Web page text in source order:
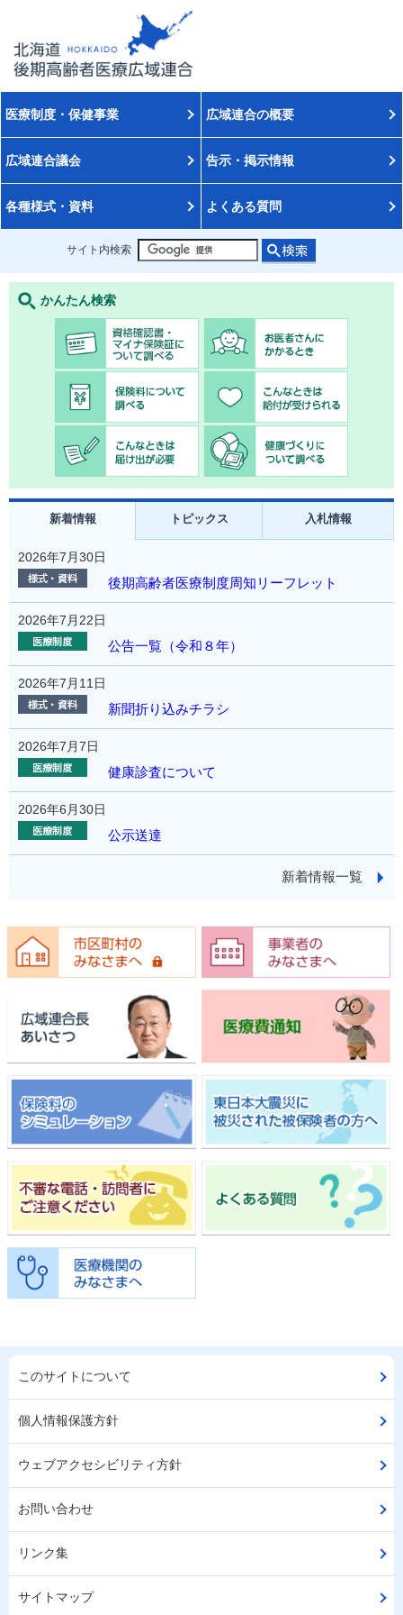
医療制度・保健事業 広域連合の概要
広域連合議会 告示・掲示情報
各種様式・資料 よくある質問
サイト内検索
かんたん検索
新着情報 トピックス 入札情報
2026年7月30日
後期高齢者医療制度周知リーフレット
2026年7月22日
公告一覧（令和８年）
2026年7月11日
新聞折り込みチラシ
2026年7月7日
健康診査について
2026年6月30日
公示送達
新着情報一覧
このサイトについて
個人情報保護方針
ウェブアクセシビリティ方針
お問い合わせ
リンク集
サイトマップ